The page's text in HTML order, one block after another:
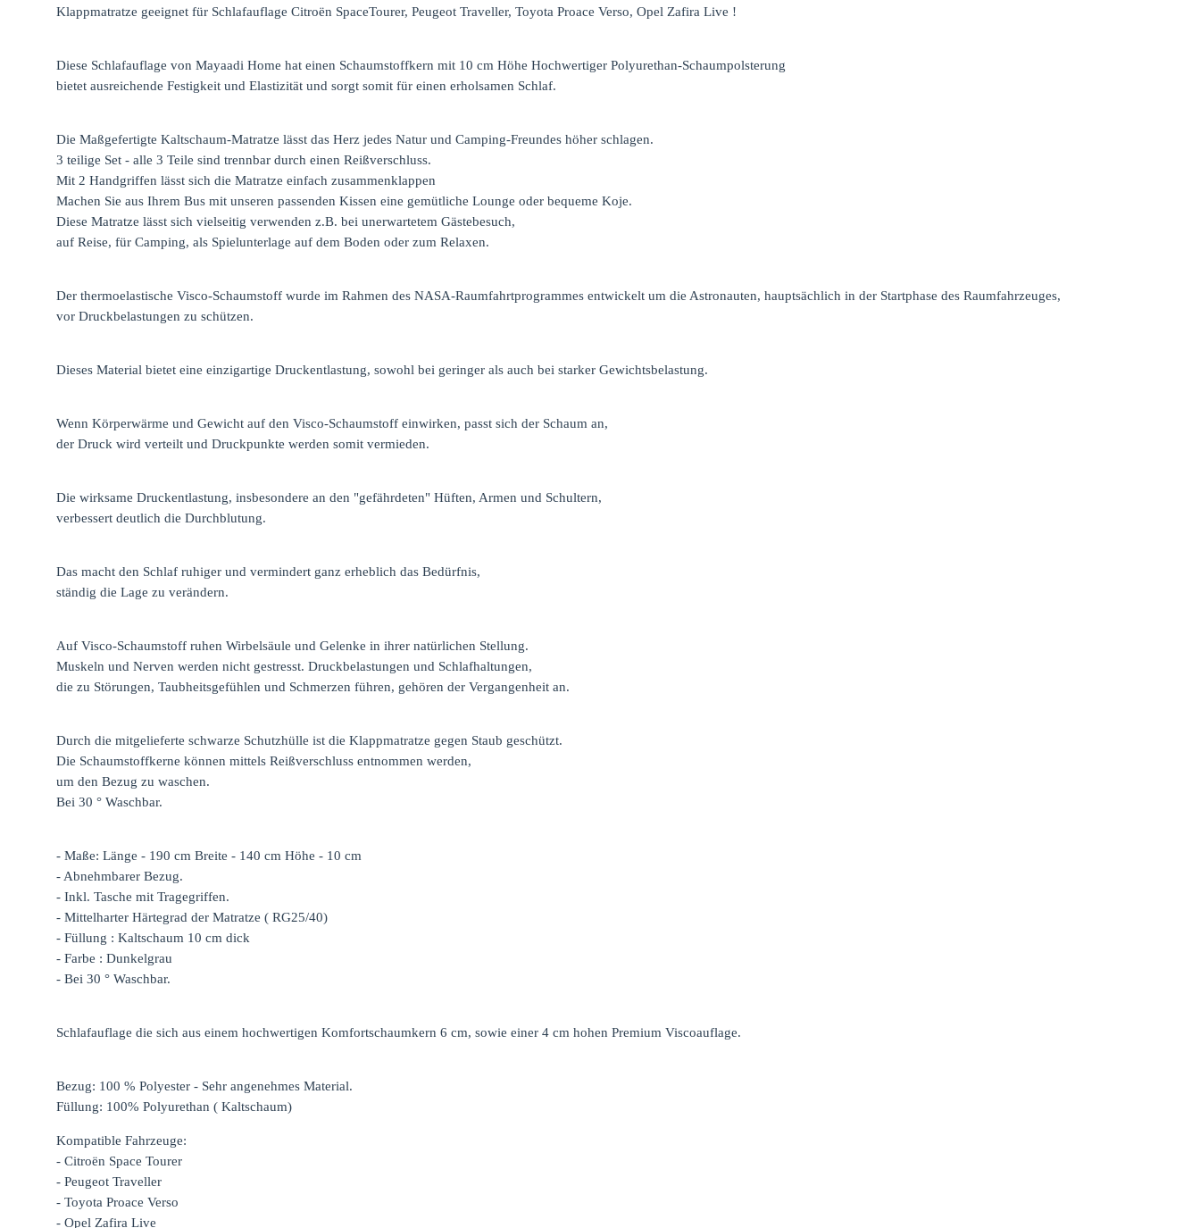
Klappmatratze geeignet für Schlafauflage Citroën SpaceTourer, Peugeot Traveller, Toyota Proace Verso, Opel Zafira Live !
Diese Schlafauflage von Mayaadi Home hat einen Schaumstoffkern mit 10 cm Höhe Hochwertiger Polyurethan-Schaumpolsterung
bietet ausreichende Festigkeit und Elastizität und sorgt somit für einen erholsamen Schlaf.
Die Maßgefertigte Kaltschaum-Matratze lässt das Herz jedes Natur und Camping-Freundes höher schlagen.
3 teilige Set - alle 3 Teile sind trennbar durch einen Reißverschluss.
Mit 2 Handgriffen lässt sich die Matratze einfach zusammenklappen
Machen Sie aus Ihrem Bus mit unseren passenden Kissen eine gemütliche Lounge oder bequeme Koje.
Diese Matratze lässt sich vielseitig verwenden z.B. bei unerwartetem Gästebesuch,
auf Reise, für Camping, als Spielunterlage auf dem Boden oder zum Relaxen.
Der thermoelastische Visco-Schaumstoff wurde im Rahmen des NASA-Raumfahrtprogrammes entwickelt um die Astronauten, hauptsächlich in der Startphase des Raumfahrzeuges,
vor Druckbelastungen zu schützen.
Dieses Material bietet eine einzigartige Druckentlastung, sowohl bei geringer als auch bei starker Gewichtsbelastung.
Wenn Körperwärme und Gewicht auf den Visco-Schaumstoff einwirken, passt sich der Schaum an,
der Druck wird verteilt und Druckpunkte werden somit vermieden.
Die wirksame Druckentlastung, insbesondere an den "gefährdeten" Hüften, Armen und Schultern,
verbessert deutlich die Durchblutung.
Das macht den Schlaf ruhiger und vermindert ganz erheblich das Bedürfnis,
ständig die Lage zu verändern.
Auf Visco-Schaumstoff ruhen Wirbelsäule und Gelenke in ihrer natürlichen Stellung.
Muskeln und Nerven werden nicht gestresst. Druckbelastungen und Schlafhaltungen,
die zu Störungen, Taubheitsgefühlen und Schmerzen führen, gehören der Vergangenheit an.
Durch die mitgelieferte schwarze Schutzhülle ist die Klappmatratze gegen Staub geschützt.
Die Schaumstoffkerne können mittels Reißverschluss entnommen werden,
um den Bezug zu waschen.
Bei 30 ° Waschbar.
- Maße: Länge - 190 cm Breite - 140 cm Höhe - 10 cm
- Abnehmbarer Bezug.
- Inkl. Tasche mit Tragegriffen.
- Mittelharter Härtegrad der Matratze ( RG25/40)
- Füllung : Kaltschaum 10 cm dick
- Farbe : Dunkelgrau
- Bei 30 ° Waschbar.
Schlafauflage die sich aus einem hochwertigen Komfortschaumkern 6 cm, sowie einer 4 cm hohen Premium Viscoauflage.
Bezug: 100 % Polyester - Sehr angenehmes Material.
Füllung: 100% Polyurethan ( Kaltschaum)
Kompatible Fahrzeuge:
- Citroën Space Tourer
- Peugeot Traveller
- Toyota Proace Verso
- Opel Zafira Live